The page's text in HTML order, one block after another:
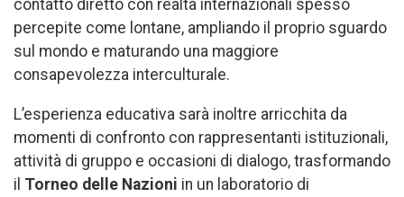
contatto diretto con realtà internazionali spesso
percepite come lontane, ampliando il proprio sguardo
sul mondo e maturando una maggiore
consapevolezza interculturale.
L’esperienza educativa sarà inoltre arricchita da
momenti di confronto con rappresentanti istituzionali,
attività di gruppo e occasioni di dialogo, trasformando
il Torneo delle Nazioni in un laboratorio di